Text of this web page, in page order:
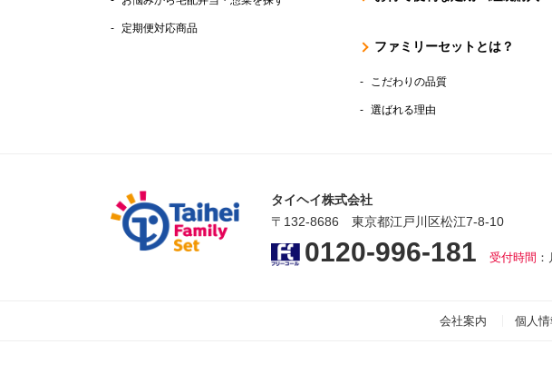
定期便対応商品
ファミリーセットとは？
こだわりの品質
選ばれる理由
タイヘイ株式会社
〒132-8686 東京都江戸川区松江7-8-10
0120-996-181 受付時間
会社案内 個人